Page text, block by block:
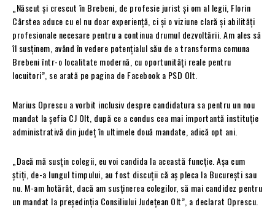
„Născut și crescut în Brebeni, de profesie jurist și om al legii, Florin
Cârstea aduce cu el nu doar experiență, ci și o viziune clară și abilități
profesionale necesare pentru a continua drumul dezvoltării. Am ales să
îl susținem, având în vedere potențialul său de a transforma comuna
Brebeni într-o localitate modernă, cu oportunități reale pentru
locuitori”, se arată pe pagina de Facebook a PSD Olt.
Marius Oprescu a vorbit inclusiv despre candidatura sa pentru un nou
mandat la șefia CJ Olt, după ce a condus cea mai importantă instituție
administrativă din județ în ultimele două mandate, adică opt ani.
„Dacă mă susțin colegii, eu voi candida la această funcție. Așa cum
știți, de-a lungul timpului, au fost discuții că aș pleca la București sau
nu. M-am hotărât, dacă am susținerea colegilor, să mai candidez pentru
un mandat la președinția Consiliului Județean Olt”, a declarat Oprescu.